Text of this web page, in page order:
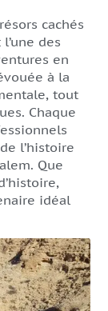
cachés
des
en
à la
tout
Chaque
l’histoire
Que
idéal